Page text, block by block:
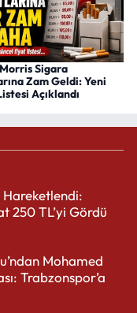
Sigara
Zam Geldi: Yeni
Açıklandı
Hareketlendi:
250 TL’yi Gördü
Mohamed
Trabzonspor’a